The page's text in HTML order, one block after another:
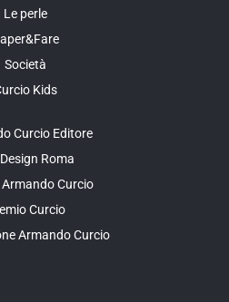
Le perle
Società
Kids
Curcio Editore
Roma
Curcio
Curcio
Armando Curcio